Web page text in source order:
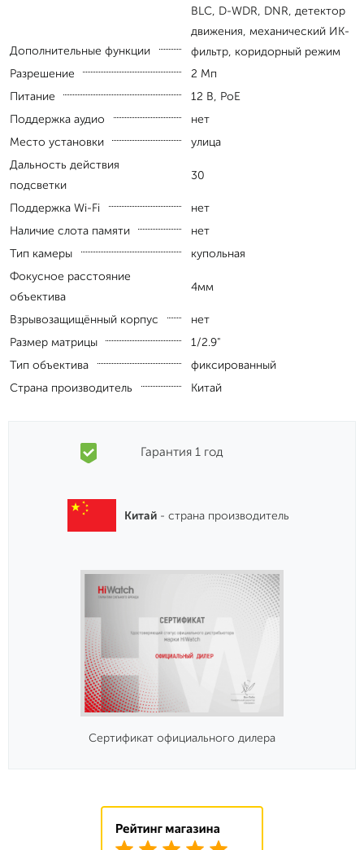
Дополнительные функции
BLC, D-WDR, DNR, детектор
движения, механический ИК-
фильтр, коридорный режим
Разрешение
2 Мп
Питание
12 В, PoE
Поддержка аудио
нет
Место установки
улица
Дальность действия
подсветки
30
Поддержка Wi-Fi
нет
Наличие слота памяти
нет
Тип камеры
купольная
Фокусное расстояние
объектива
4мм
Взрывозащищённый корпус
нет
Размер матрицы
1/2.9"
Тип объектива
фиксированный
Страна производитель
Китай
Гарантия 1 год
Китай- страна производитель
Сертификат официального дилера